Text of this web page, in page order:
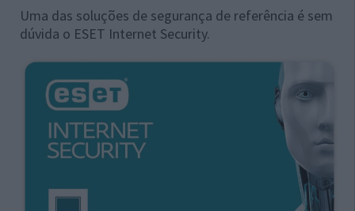
Uma das soluções de segurança de referência é sem
dúvida o ESET Internet Security.